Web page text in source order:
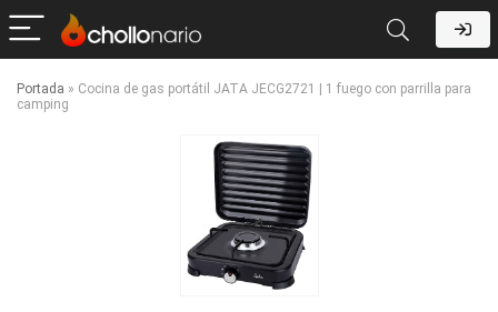
Portada » Cocina de gas portátil JATA JECG2721 | 1 fuego con parrilla para
camping